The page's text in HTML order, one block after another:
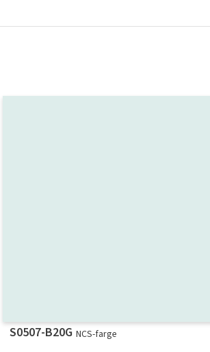
S0507-B20G NCS-farge